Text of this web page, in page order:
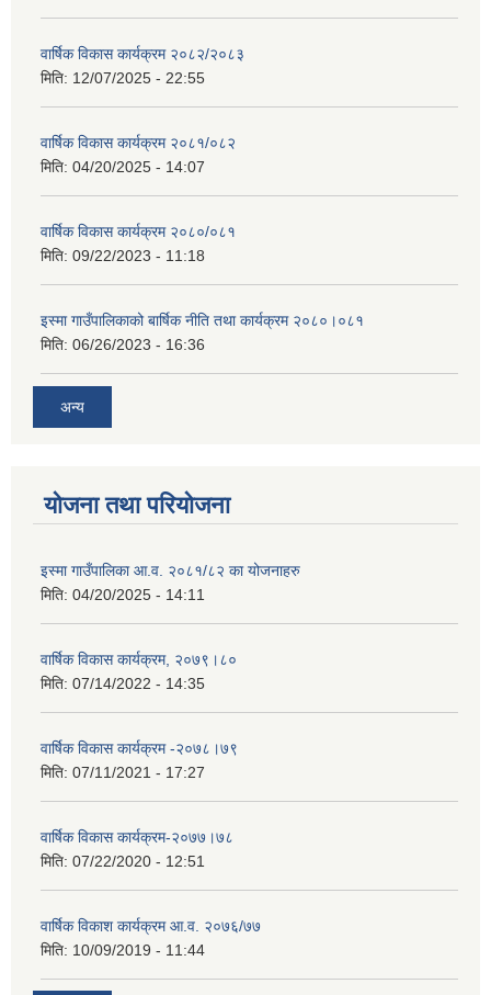
वार्षिक विकास कार्यक्रम २०८२/२०८३
मिति: 12/07/2025 - 22:55
वार्षिक विकास कार्यक्रम २०८१/०८२
मिति: 04/20/2025 - 14:07
वार्षिक विकास कार्यक्रम २०८०/०८१
मिति: 09/22/2023 - 11:18
इस्मा गाउँपालिकाको बार्षिक नीति तथा कार्यक्रम २०८०।०८१
मिति: 06/26/2023 - 16:36
अन्य
योजना तथा परियोजना
इस्मा गाउँपालिका आ.व. २०८१/८२ का योजनाहरु
मिति: 04/20/2025 - 14:11
वार्षिक विकास कार्यक्रम, २०७९।८०
मिति: 07/14/2022 - 14:35
वार्षिक विकास कार्यक्रम -२०७८।७९
मिति: 07/11/2021 - 17:27
वार्षिक विकास कार्यक्रम-२०७७।७८
मिति: 07/22/2020 - 12:51
वार्षिक विकाश कार्यक्रम आ.व. २०७६/७७
मिति: 10/09/2019 - 11:44